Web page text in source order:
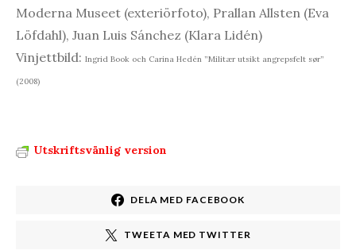
Moderna Museet (exteriörfoto), Prallan Allsten (Eva
Löfdahl), Juan Luis Sánchez (Klara Lidén)
Vinjettbild: Ingrid Book och Carina Hedén ”Militær utsikt angrepsfelt sør”
(2008)
Utskriftsvänlig version
DELA MED FACEBOOK
TWEETA MED TWITTER